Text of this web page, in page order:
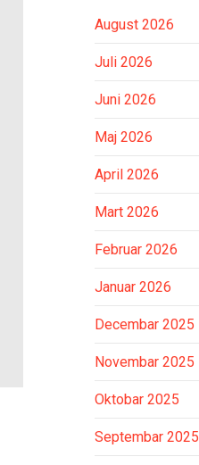
August 2026
Juli 2026
Juni 2026
Maj 2026
April 2026
Mart 2026
Februar 2026
Januar 2026
Decembar 2025
Novembar 2025
Oktobar 2025
Septembar 2025